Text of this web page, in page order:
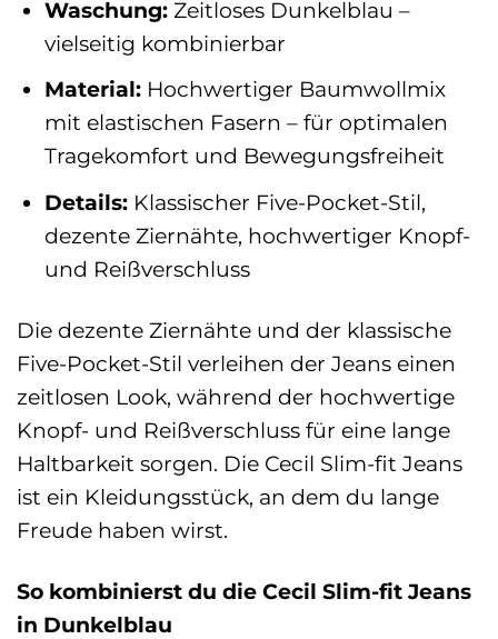
Waschung:Zeitloses Dunkelblau –
vielseitig kombinierbar
Material:Hochwertiger Baumwollmix
mit elastischen Fasern – für optimalen
Tragekomfort und Bewegungsfreiheit
Details:Klassischer Five-Pocket-Stil,
dezente Ziernähte, hochwertiger Knopf-
und Reißverschluss
Die dezente Ziernähte und der klassische
Five-Pocket-Stil verleihen der Jeans einen
zeitlosen Look, während der hochwertige
Knopf- und Reißverschluss für eine lange
Haltbarkeit sorgen. Die Cecil Slim-fit Jeans
ist ein Kleidungsstück, an dem du lange
Freude haben wirst.
So kombinierst du die Cecil Slim-fit Jeans
in Dunkelblau